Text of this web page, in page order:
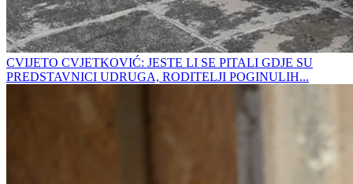
CVIJETO CVJETKOVIĆ: JESTE LI SE PITALI GDJE SU
PREDSTAVNICI UDRUGA, RODITELJI POGINULIH...